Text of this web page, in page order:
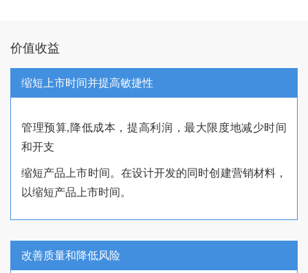
价值收益
缩短上市时间并提高敏捷性
管理预算,降低成本，提高利润，最大限度地减少时间
和开支
缩短产品上市时间。在设计开发的同时创建营销材料，
以缩短产品上市时间。
改善质量和降低风险